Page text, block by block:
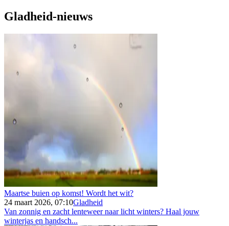
Gladheid-nieuws
Maartse buien op komst! Wordt het wit?
24 maart 2026, 07:10Gladheid
Van zonnig en zacht lenteweer naar licht winters? Haal jouw
winterjas en handsch...